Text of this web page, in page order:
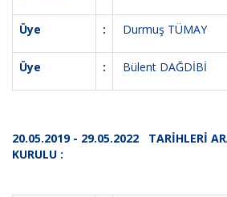
Üye : Durmuş TÜMAY
Üye : Bülent DAĞDİBİ
20.05.2019 - 29.05.2022 TARİHLERİ
KURULU :